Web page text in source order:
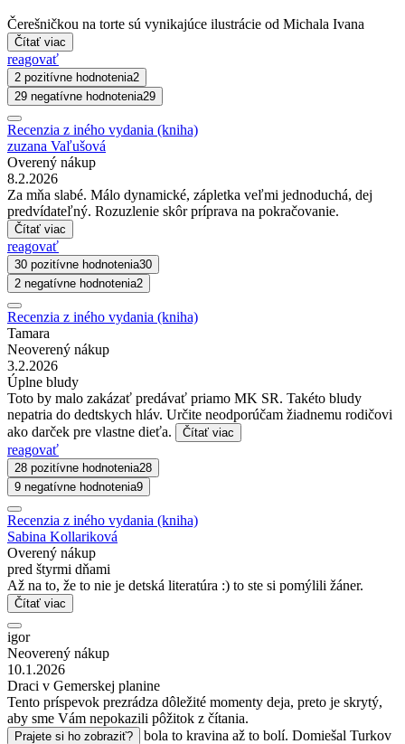
Čerešničkou na torte sú vynikajúce ilustrácie od Michala Ivana
Čítať viac
reagovať
2 pozitívne hodnotenia2
29 negatívne hodnotenia29
Recenzia z iného vydania (kniha)
zuzana Vaľušová
Overený nákup
8.2.2026
Za mňa slabé. Málo dynamické, zápletka veľmi jednoduchá, dej
predvídateľný. Rozuzlenie skôr príprava na pokračovanie.
Čítať viac
reagovať
30 pozitívne hodnotenia30
2 negatívne hodnotenia2
Recenzia z iného vydania (kniha)
Tamara
Neoverený nákup
3.2.2026
Úplne bludy
Toto by malo zakázať predávať priamo MK SR. Takéto bludy
nepatria do dedtskych hláv. Určite neodporúčam žiadnemu rodičovi
ako darček pre vlastne dieťa.
Čítať viac
reagovať
28 pozitívne hodnotenia28
9 negatívne hodnotenia9
Recenzia z iného vydania (kniha)
Sabina Kollariková
Overený nákup
pred štyrmi dňami
Až na to, že to nie je detská literatúra :) to ste si pomýlili žáner.
Čítať viac
igor
Neoverený nákup
10.1.2026
Draci v Gemerskej planine
Tento príspevok prezrádza dôležité momenty deja, preto je skrytý,
aby sme Vám nepokazili pôžitok z čítania.
Prajete si ho zobraziť?
bola to kravina až to bolí. Domiešal Turkov